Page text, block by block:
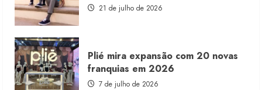
21 de julho de 2026
Plié mira expansão com 20 novas
franquias em 2026
7 de julho de 2026